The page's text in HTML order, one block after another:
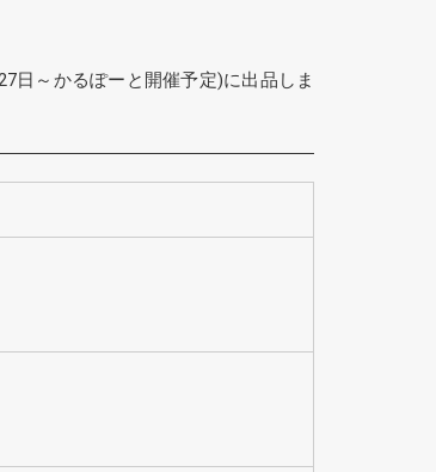
日～かるぽーと開催予定)に出品しま